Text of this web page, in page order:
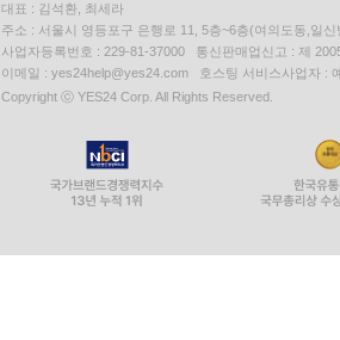
대표 : 김석환, 최세라
주소 : 서울시 영등포구 은행로 11, 5층~6층(여의도동,일신
사업자등록번호 : 229-81-37000 통신판매업신고 : 제
이메일 : yes24help@yes24.com 호스팅 서비스사업자 :
Copyright ⓒ YES24 Corp. All Rights Reserved.